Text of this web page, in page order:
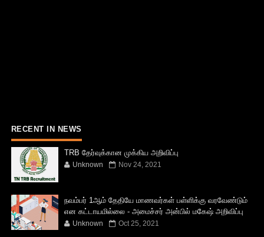
RECENT IN NEWS
TRB தேர்வுக்கான முக்கிய அறிவிப்பு
Unknown Nov 24, 2021
நவம்பர் 1ஆம் தேதியே மாணவர்கள் பள்ளிக்கு வரவேண்டும்
என கட்டாயமில்லை - அமைச்சர் அன்பில் மகேஷ் அறிவிப்பு
Unknown Oct 25, 2021